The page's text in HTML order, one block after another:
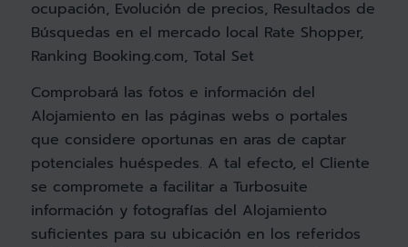
ocupación, Evolución de precios, Resultados de
Búsquedas en el mercado local Rate Shopper,
Ranking Booking.com, Total Set
Comprobará las fotos e información del
Alojamiento en las páginas webs o portales
que considere oportunas en aras de captar
potenciales huéspedes. A tal efecto, el Cliente
se compromete a facilitar a Turbosuite
información y fotografías del Alojamiento
suficientes para su ubicación en los referidos